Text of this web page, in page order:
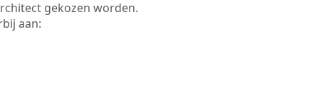
gekozen worden.
aan: